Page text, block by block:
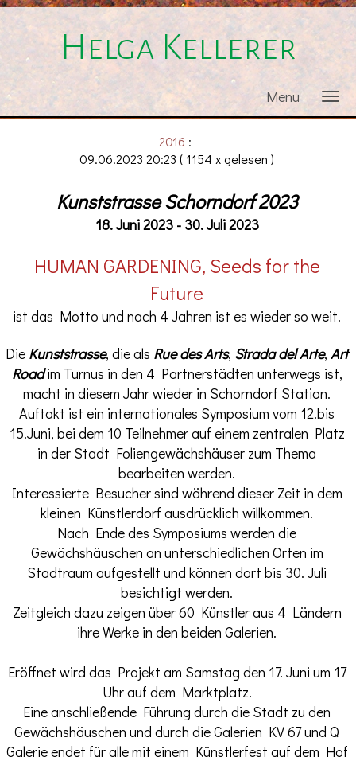
Helga Kellerer
Menu
2016 :
09.06.2023 20:23 ( 1154 x gelesen )
Kunststrasse Schorndorf 2023
18. Juni 2023 - 30. Juli 2023
HUMAN GARDENING, Seeds for the
Future
ist das Motto und nach 4 Jahren ist es wieder so weit.
Die Kunststrasse, die als Rue des Arts, Strada del Arte, Art
Roadim Turnus in den 4 Partnerstädten unterwegs ist,
macht in diesem Jahr wieder in Schorndorf Station.
Auftakt ist ein internationales Symposium vom 12.bis
15.Juni, bei dem 10 Teilnehmer auf einem zentralen Platz
in der Stadt Foliengewächshäuser zum Thema
bearbeiten werden.
Interessierte Besucher sind während dieser Zeit in dem
kleinen Künstlerdorf ausdrücklich willkommen.
Nach Ende des Symposiums werden die
Gewächshäuschen an unterschiedlichen Orten im
Stadtraum aufgestellt und können dort bis 30. Juli
besichtigt werden.
Zeitgleich dazu zeigen über 60 Künstler aus 4 Ländern
ihre Werke in den beiden Galerien.
Eröffnet wird das Projekt am Samstag den 17. Juni um 17
Uhr auf dem Marktplatz.
Eine anschließende Führung durch die Stadt zu den
Gewächshäuschen und durch die Galerien KV 67 und Q
Galerie endet für alle mit einem Künstlerfest auf dem Hof